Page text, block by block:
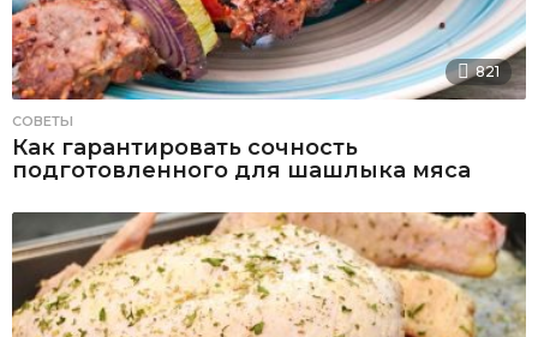
821
СОВЕТЫ
Как гарантировать сочность
подготовленного для шашлыка мяса